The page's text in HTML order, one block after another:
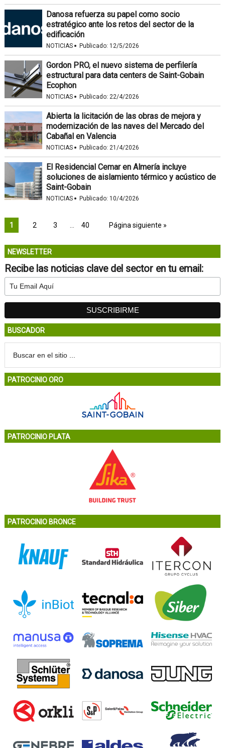
Danosa refuerza su papel como socio
estratégico ante los retos del sector de la
edificación
NOTICIAS · Publicado: 12/5/2026
Gordon PRO, el nuevo sistema de perfilería
estructural para data centers de Saint-Gobain
Ecophon
NOTICIAS · Publicado: 22/4/2026
Abierta la licitación de las obras de mejora y
modernización de las naves del Mercado del
Cabañal en Valencia
NOTICIAS · Publicado: 21/4/2026
El Residencial Cemar en Almería incluye
soluciones de aislamiento térmico y acústico de
Saint-Gobain
NOTICIAS · Publicado: 10/4/2026
1 2 3 40 Página siguiente »
NEWSLETTER
Recibe las noticias clave del sector en tu email:
BUSCADOR
PATROCINIO ORO
PATROCINIO PLATA
PATROCINIO BRONCE